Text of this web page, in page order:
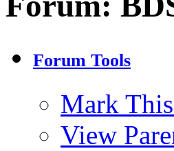
Forum Tools
Mark
View